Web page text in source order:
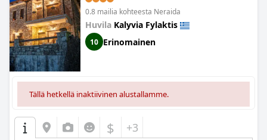
0.8 mailia kohteesta Neraida
Huvila Kalyvia Fylaktis
10 Erinomainen
Tällä hetkellä inaktiivinen alustallamme.
$ +3